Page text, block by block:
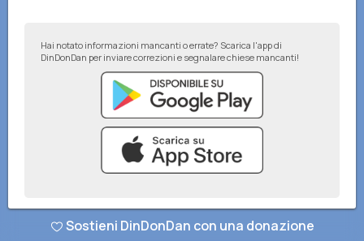
Hai notato informazioni mancanti o errate? Scarica l'app di
DinDonDan per inviare correzioni e segnalare chiese mancanti!
© DinDonDan App 2026–Privacy Policy –Inserisci sul tuo sito web
Sostieni DinDonDan con una donazione